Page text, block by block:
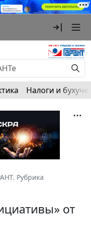
Налоги и
Рубрика
от